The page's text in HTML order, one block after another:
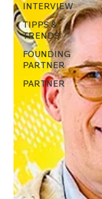
INTERVIEW
TIPPS &
TRENDS
FOUNDING
PARTNER
PARTNER